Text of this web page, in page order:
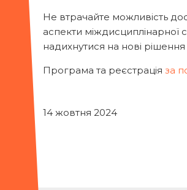
Не втрачайте можливість
аспекти міждисциплінарної
надихнутися на нові рішення
Програма та реєстрація за
14 жовтня 2024